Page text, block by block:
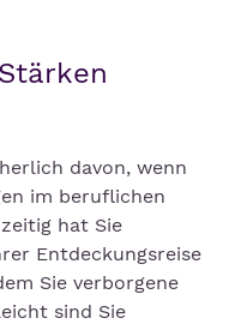
davon, wenn
im beruflichen
hat Sie
Entdeckungsreise
Sie verborgene
sind Sie